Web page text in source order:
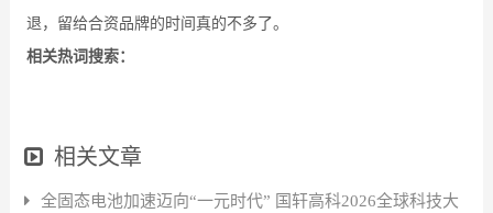
退，留给合资品牌的时间真的不多了。
相关热词搜索：
相关文章
全固态电池加速迈向“一元时代” 国轩高科2026全球科技大